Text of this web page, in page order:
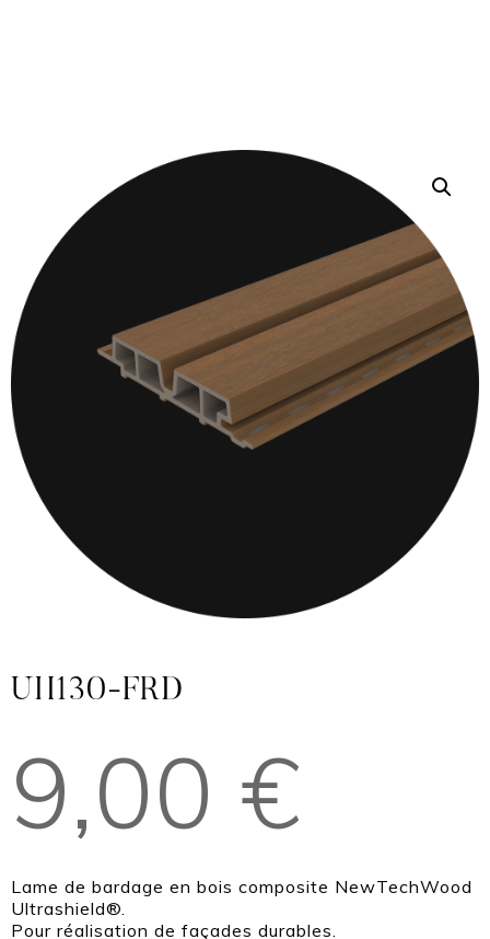
UH130-FRD
9,00 €
Lame de bardage en bois composite NewTechWood
Ultrashield®.
Pour réalisation de façades durables.